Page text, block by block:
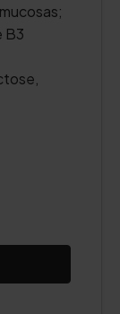
B3